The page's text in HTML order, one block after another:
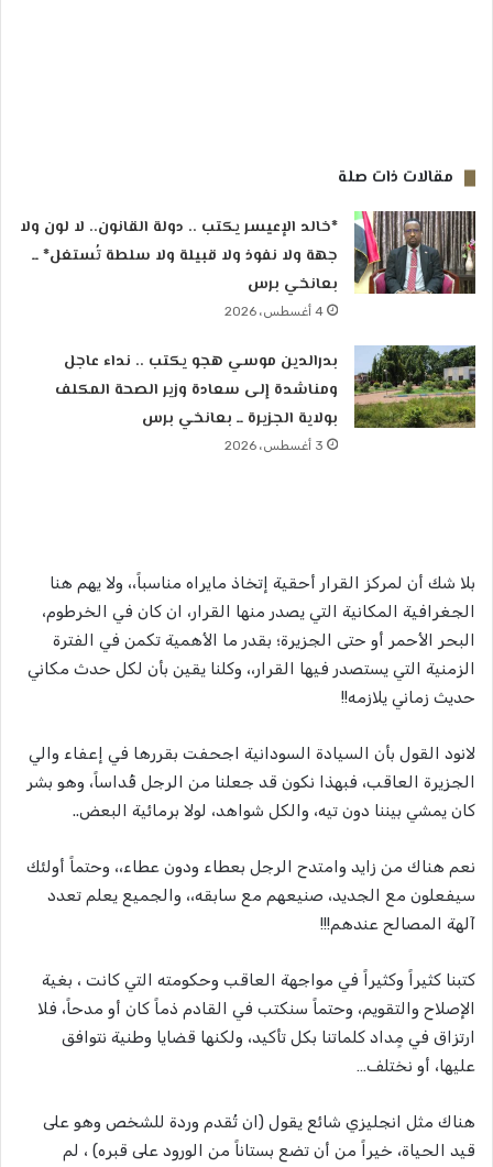
مقالات ذات صلة
*خالد الإعيسر يكتب .. دولة القانون.. لا لون ولا
جهة ولا نفوذ ولا قبيلة ولا سلطة تُستغل* ــ
بعانخي برس
4 أغسطس، 2026
بدرالدين موسي هجو يكتب .. نداء عاجل
ومناشدة إلى سعادة وزير الصحة المكلف
بولاية الجزيرة ــ بعانخي برس
3 أغسطس، 2026
بلا شك أن لمركز القرار أحقية إتخاذ مايراه مناسباً،، ولا يهم هنا
الجغرافية المكانية التي يصدر منها القرار، ان كان في الخرطوم،
البحر الأحمر أو حتى الجزيرة؛ بقدر ما الأهمية تكمن في الفترة
الزمنية التي يستصدر فيها القرار،، وكلنا يقين بأن لكل حدث مكاني
حديث زماني يلازمه!!
لانود القول بأن السيادة السودانية اجحفت بقررها في إعفاء والي
الجزيرة العاقب، فبهذا نكون قد جعلنا من الرجل قُداساً، وهو بشر
كان يمشي بيننا دون تيه، والكل شواهد، لولا برمائية البعض..
نعم هناك من زايد وامتدح الرجل بعطاء ودون عطاء،، وحتماً أولئك
سيفعلون مع الجديد، صنيعهم مع سابقه،، والجميع يعلم تعدد
آلهة المصالح عندهم!!!
كتبنا كثيراً وكثيراً في مواجهة العاقب وحكومته التي كانت ، بغية
الإصلاح والتقويم، وحتماً سنكتب في القادم ذماً كان أو مدحاً، فلا
ارتزاق في مٍداد كلماتنا بكل تأكيد، ولكنها قضايا وطنية نتوافق
عليها، أو نختلف…
هناك مثل انجليزي شائع يقول (ان تُقدم وردة للشخص وهو على
قيد الحياة، خيراً من أن تضع بستاناً من الورود على قبره) ، لم